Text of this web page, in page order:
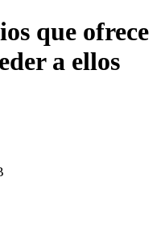
que ofrece
a ellos